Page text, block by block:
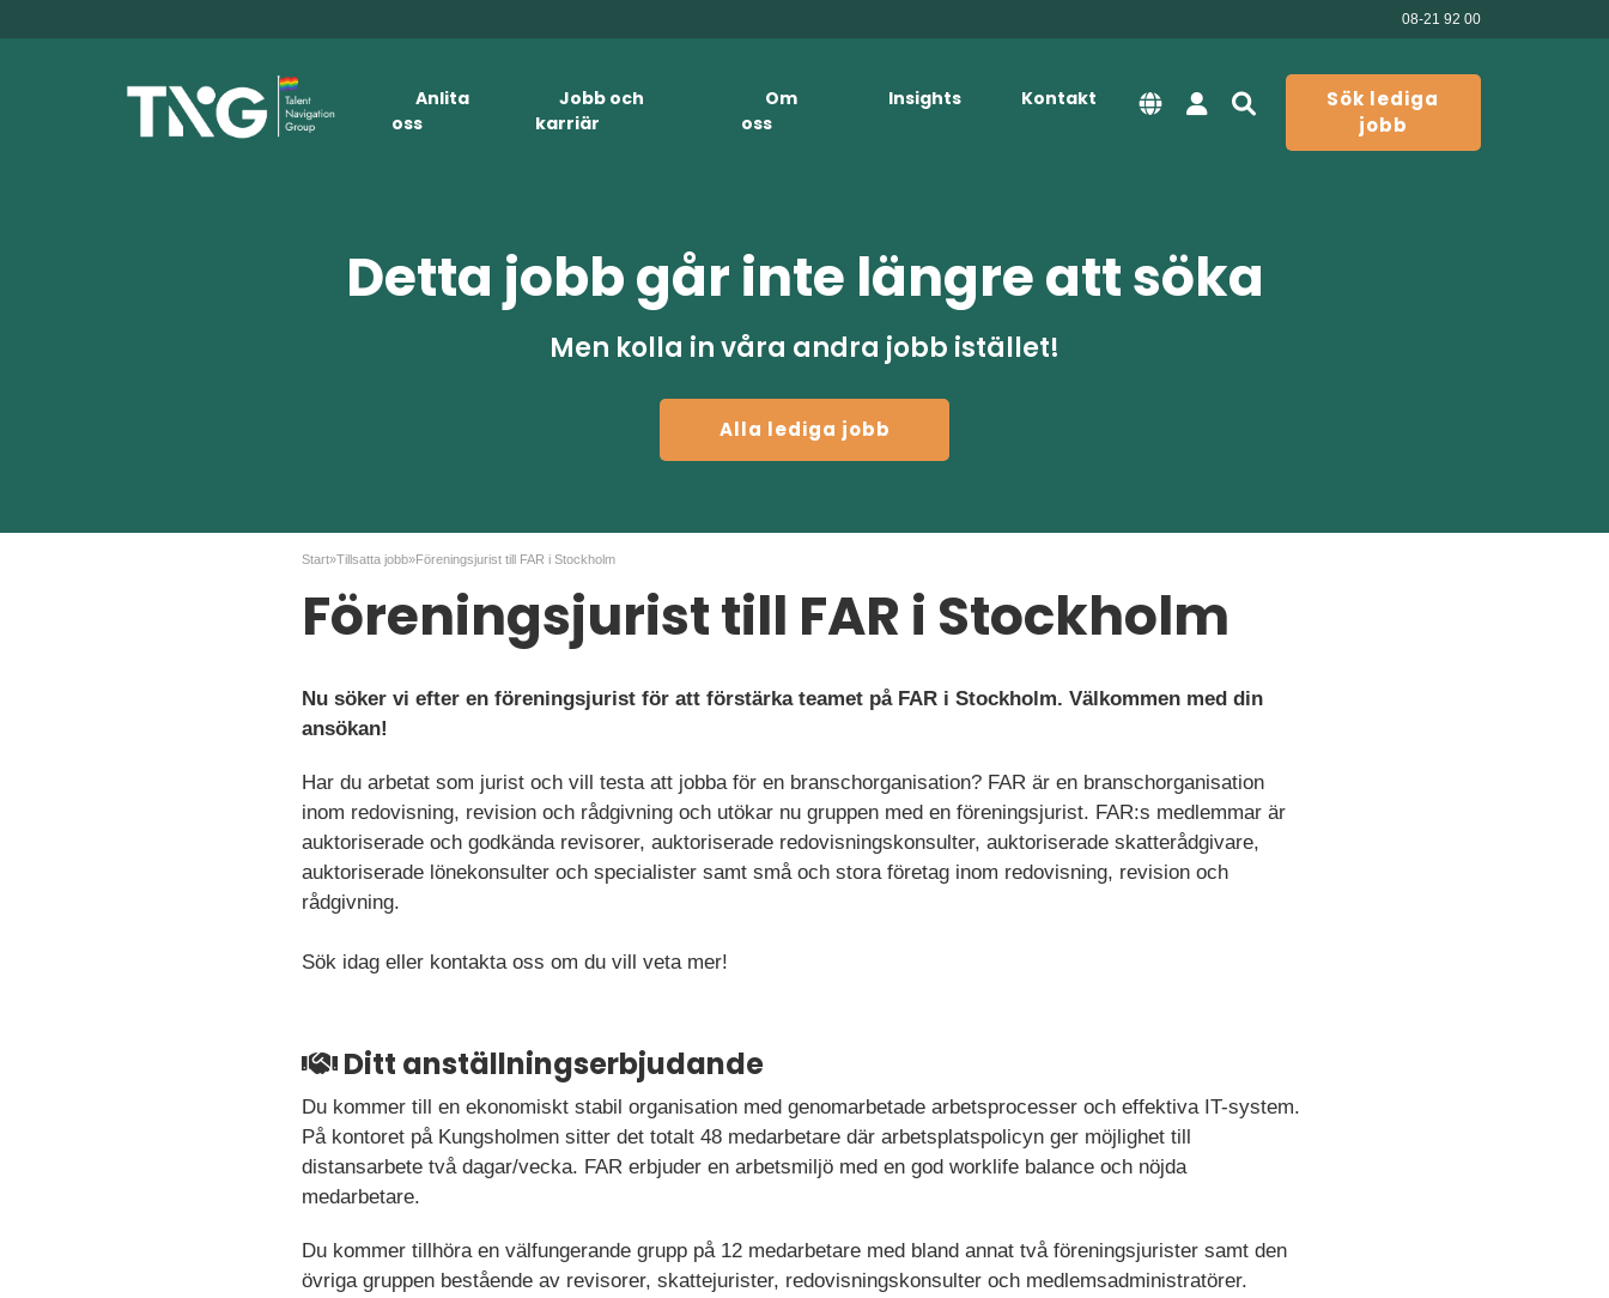
08-21 92 00
Anlita
oss
Jobb och
karriär
Om
oss
Insights Kontakt
Sök lediga
jobb
Detta jobb går inte längre att söka
Men kolla in våra andra jobb istället!
Alla lediga jobb
Start»Tillsatta jobb»Föreningsjurist till FAR i Stockholm
Föreningsjurist till FAR i Stockholm
Nu söker vi efter en föreningsjurist för att förstärka teamet på FAR i Stockholm. Välkommen med din
ansökan!
Har du arbetat som jurist och vill testa att jobba för en branschorganisation? FAR är en branschorganisation
inom redovisning, revision och rådgivning och utökar nu gruppen med en föreningsjurist. FAR:s medlemmar är
auktoriserade och godkända revisorer, auktoriserade redovisningskonsulter, auktoriserade skatterådgivare,
auktoriserade lönekonsulter och specialister samt små och stora företag inom redovisning, revision och
rådgivning.
Sök idag eller kontakta oss om du vill veta mer!
Ditt anställningserbjudande
Du kommer till en ekonomiskt stabil organisation med genomarbetade arbetsprocesser och effektiva IT-system.
På kontoret på Kungsholmen sitter det totalt 48 medarbetare där arbetsplatspolicyn ger möjlighet till
distansarbete två dagar/vecka. FAR erbjuder en arbetsmiljö med en god worklife balance och nöjda
medarbetare.
Du kommer tillhöra en välfungerande grupp på 12 medarbetare med bland annat två föreningsjurister samt den
övriga gruppen bestående av revisorer, skattejurister, redovisningskonsulter och medlemsadministratörer.